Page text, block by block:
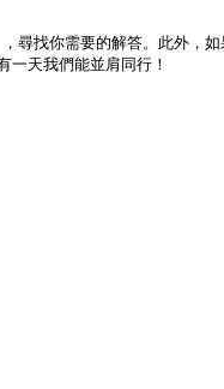
需要的解答。此外，如